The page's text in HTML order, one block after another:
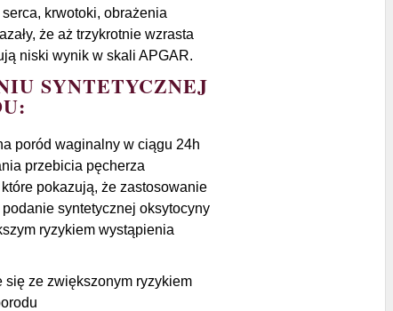
krwotoki, obrażenia
że aż trzykrotnie wzrasta
niski wynik w skali APGAR.
SYNTETYCZNEJ
poród waginalny w ciągu 24h
przebicia pęcherza
pokazują, że zastosowanie
syntetycznej oksytocyny
ryzykiem wystąpienia
ze zwiększonym ryzykiem